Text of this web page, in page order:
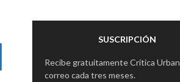
SUSCRIPCIÓN
Recibe gratuitamente Crítica
correo cada tres meses.